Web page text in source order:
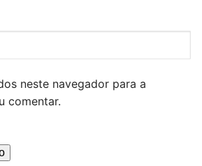
neste navegador para a
comentar.